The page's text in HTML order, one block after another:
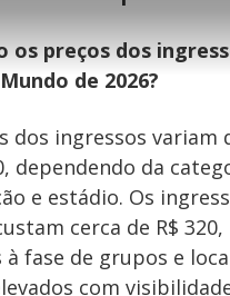
l
a
y
V
g
u
d
e
g
u
n
os preços dos
de 2026?
dos ingressos variam
dependendo da
e estádio. Os
cerca de R$ 320,
fase de grupos e
com